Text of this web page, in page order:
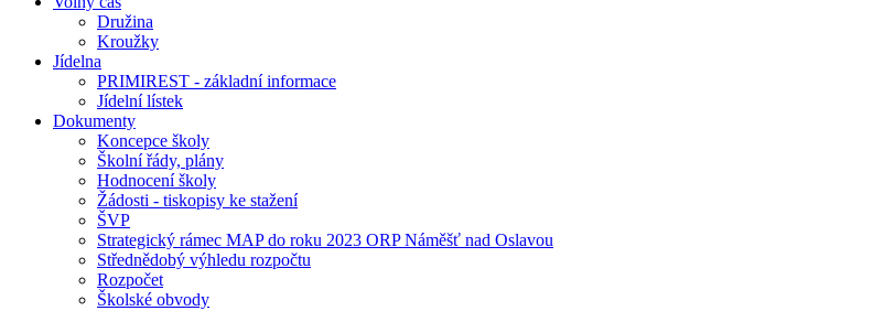
Družina
Kroužky
Jídelna
PRIMIREST - základní informace
Jídelní lístek
Dokumenty
Koncepce školy
Školní řády, plány
Hodnocení školy
Žádosti - tiskopisy ke stažení
ŠVP
Strategický rámec MAP do roku 2023 ORP Náměšť nad Oslavou
Střednědobý výhledu rozpočtu
Rozpočet
Školské obvody